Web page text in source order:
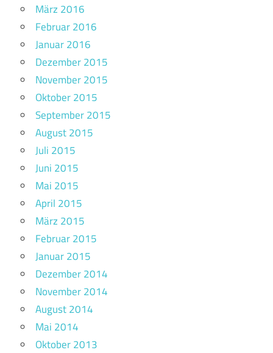
März 2016
Februar 2016
Januar 2016
Dezember 2015
November 2015
Oktober 2015
September 2015
August 2015
Juli 2015
Juni 2015
Mai 2015
April 2015
März 2015
Februar 2015
Januar 2015
Dezember 2014
November 2014
August 2014
Mai 2014
Oktober 2013